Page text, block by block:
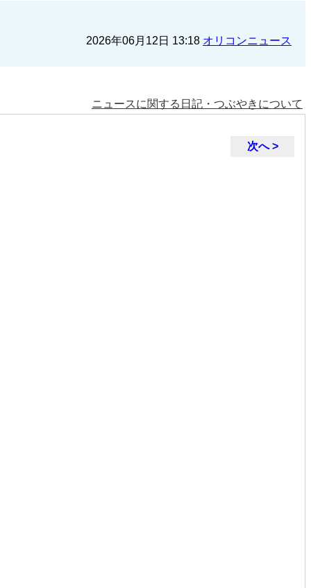
2026年06月12日 13:18 オリコンニュース
ニュースに関する日記・つぶやきについて
次へ >